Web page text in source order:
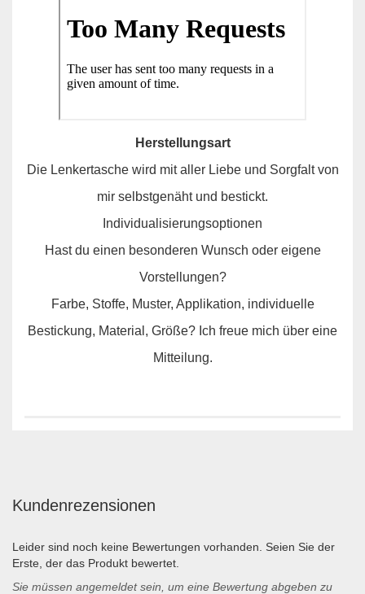
Herstellungsart
Die Lenkertasche wird mit aller Liebe und Sorgfalt von
mir selbstgenäht und bestickt.
Individualisierungsoptionen
Hast du einen besonderen Wunsch oder eigene
Vorstellungen?
Farbe, Stoffe, Muster, Applikation, individuelle
Bestickung, Material, Größe? Ich freue mich über eine
Mitteilung.
Kundenrezensionen
Leider sind noch keine Bewertungen vorhanden. Seien Sie der
Erste, der das Produkt bewertet.
Sie müssen angemeldet sein, um eine Bewertung abgeben zu